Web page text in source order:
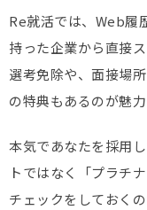
Re就活では、Web履
持った企業から直接
選考免除や、面接場
の特典もあるのが魅力
本気であなたを採用
トではなく「プラチ
チェックをしておく